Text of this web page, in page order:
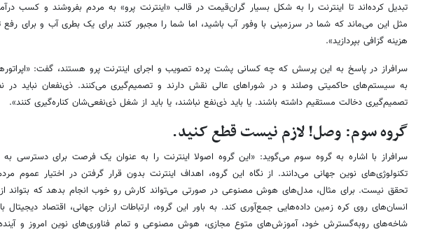
تبدیل کرده‌اند تا اینترنت را به شکل بسیار گران‌قیمت در قالب «اینترنت پرو» به مردم بفروشند و کسب
مثل این می‌ماند که شما در سرزمینی با وفور آب باشید، اما شما را مجبور کنند برای یک بطری آب و برای رفع
هزینه گزافی بپردازید».
سرافراز در پاسخ به این پرسش که چه کسانی پشت پرده تصویب و اجرای اینترنت پرو هستند، گفت:
به سیستم‌های حاکمیتی وصلند و در شوراهای عالی نقش دارند و تصمیم‌گیری می‌کنند. ذی‌نفعان نباید در
تصمیم‌گیری دخالت مستقیم داشته باشند. یا باید ذی‌نفع نباشند، یا باید از شغل ذی‌نفعی‌شان کناره‌گیری کنند».
گروه سوم: وصل! لازم نیست قطع کنید.
سرافراز با اشاره به گروه سوم می‌گوید: «این گروه اصولا اینترنت را به عنوان یک فرصت برای دسترسی
تکنولوژی‌های نوین جهانی می‌دانند. از نگاه این گروه، اهداف اینترنت بدون قرار گرفتن در اختیار عموم
تحقق نیست. برای مثال، مدل‌های هوش مصنوعی در صورتی می‌تواند کارش رو خوب انجام بدهد که بتواند
انسان‌های روی کره زمین داده‌هایی جمع‌آوری کند. به باور این گروه، ارتباطات ارزان جهانی، اقتصاد دیجیتال
شاخه‌های روبه‌گسترش خود، آموزش‌های متوع مجازی، هوش مصنوعی و تمام فناوری‌های نوین امروز و